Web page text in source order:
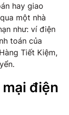
hay giao
một nhà
như: ví điện
toán của
Tiết Kiệm,
điện